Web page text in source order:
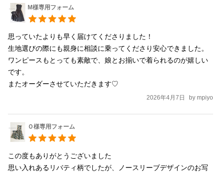
M様専用フォーム
思っていたよりも早く届けてくださりました！
生地選びの際にも親身に相談に乗ってくださり安心できました。
ワンピースもとっても素敵で、娘とお揃いで着られるのが嬉しい
です。
またオーダーさせていただきます♡
2026年4月7日 by mpiyo
Ｏ様専用フォーム
この度もありがとうございました
思い入れあるリバティ柄でしたが、ノースリーブデザインのお写